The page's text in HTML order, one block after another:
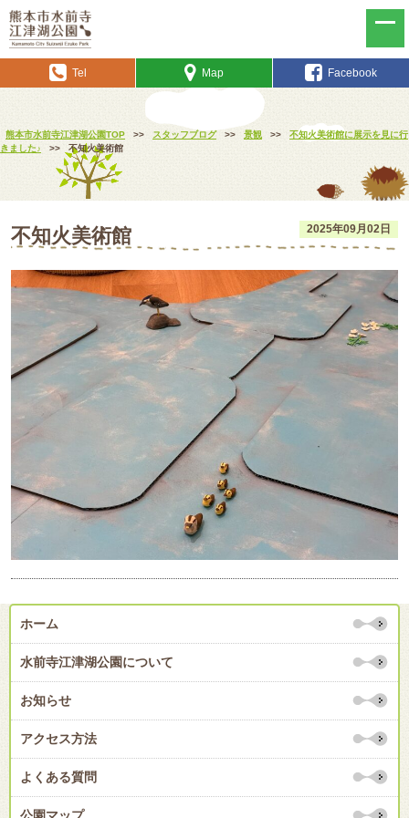
Tel Map Facebook
熊本市水前寺江津湖公園TOP >> スタッフブログ >> 景観 >>
不知火美術館に展示を見に行
きました♪
>> 不知火美術館
2025年09月02日
不知火美術館
ホーム
水前寺江津湖公園について
お知らせ
アクセス方法
よくある質問